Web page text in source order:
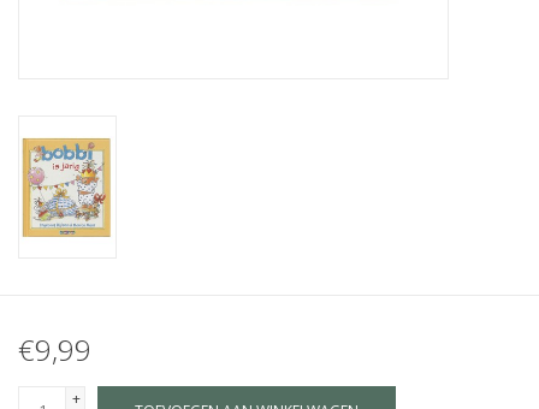
Merken
€9,99
+